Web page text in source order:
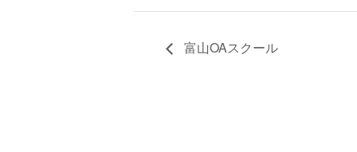
富山OAスクール